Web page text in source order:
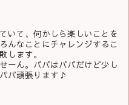
いて、何かしら楽しいことを
んなことにチャレンジするこ
します。
ーん。パパはパパだけど少し
パ頑張ります♪